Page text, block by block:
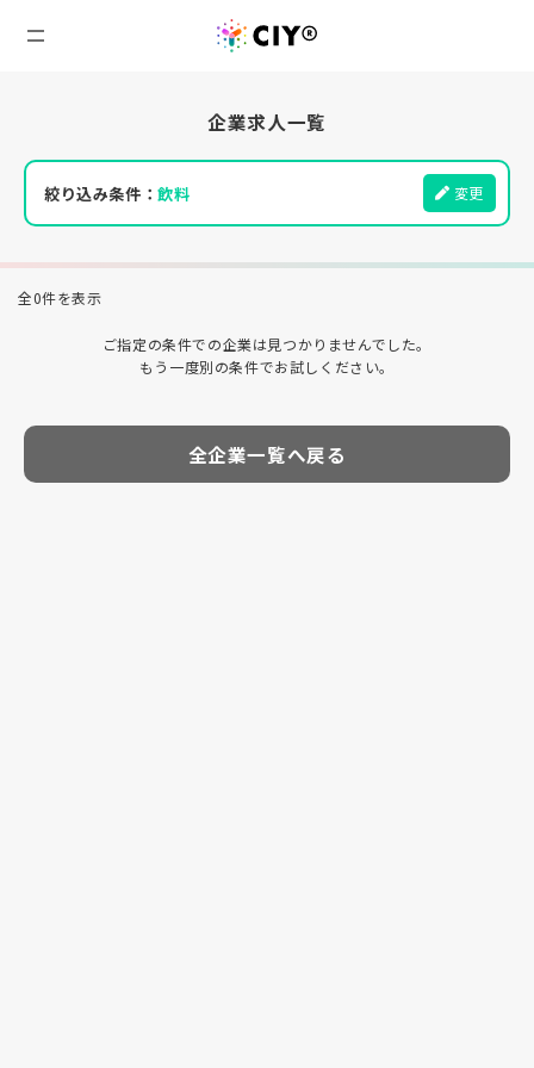
企業求人一覧
絞り込み条件：飲料 変更
全0件を表示
ご指定の条件での企業は見つかりませんでした。
もう一度別の条件でお試しください。
全企業一覧へ戻る